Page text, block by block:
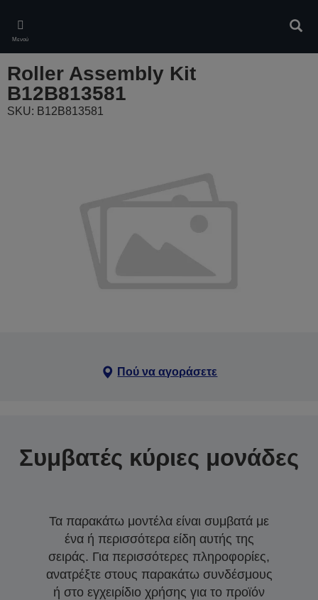
main
content
Μενού
Roller Assembly Kit
B12B813581
SKU: B12B813581
Πού να αγοράσετε
Συμβατές κύριες μονάδες
Τα παρακάτω μοντέλα είναι συμβατά με
ένα ή περισσότερα είδη αυτής της
σειράς. Για περισσότερες πληροφορίες,
ανατρέξτε στους παρακάτω συνδέσμους
ή στο εγχειρίδιο χρήσης για το προϊόν